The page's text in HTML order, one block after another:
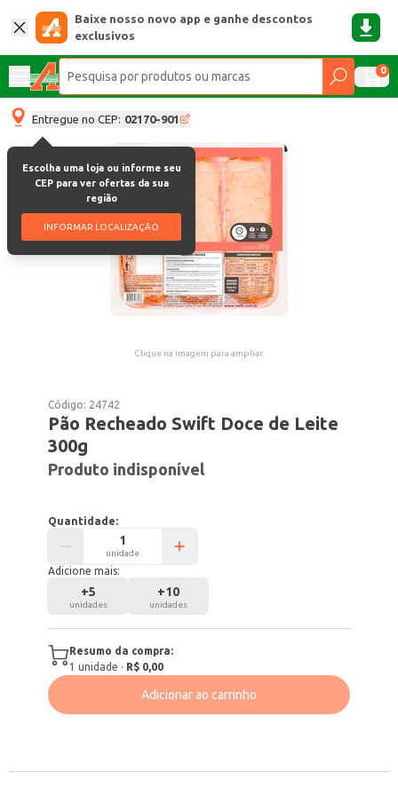
Baixe nosso novo app e ganhe descontos
exclusivos
0
Entregue no CEP: 02170-901
Escolha uma loja ou informe seu
CEP para ver ofertas da sua
região
INFORMAR LOCALIZAÇÃO
Clique na imagem para ampliar.
Código: 24742
Pão Recheado Swift Doce de Leite
300g
Produto indisponível
Quantidade:
unidade
Adicione mais:
+5
unidades
+10
unidades
Resumo da compra:
1 unidade · R$ 0,00
Adicionar ao carrinho